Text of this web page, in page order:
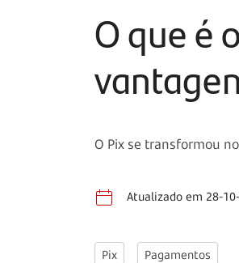
O que é
O Pix se transformou
Atualizado em 28-
Pix Pagamentos